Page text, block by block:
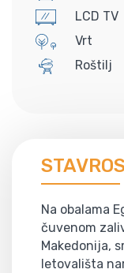
LCD TV
Vrt
Roštilj
Na obalama
čuvenom
Makedonija,
letovališta